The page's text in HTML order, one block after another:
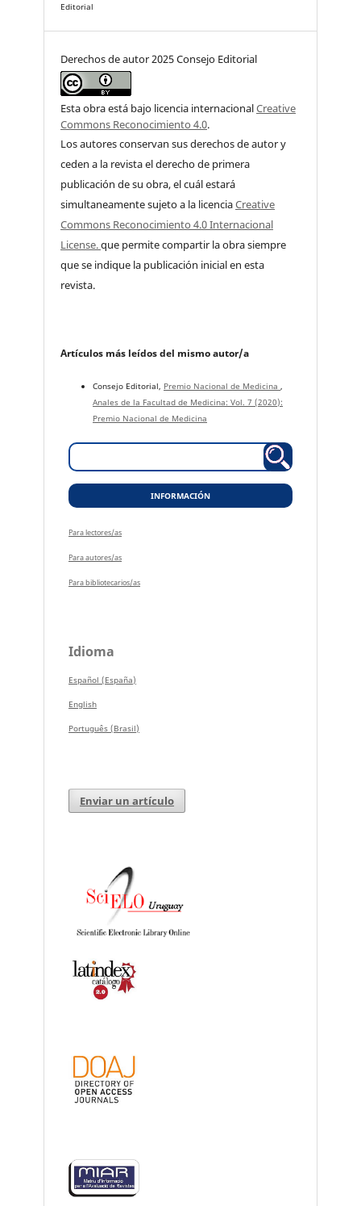
Editorial
Derechos de autor 2025 Consejo Editorial
Esta obra está bajo licencia internacionalCreative
Commons Reconocimiento 4.0.
Los autores conservan sus derechos de autor y
ceden a la revista el derecho de primera
publicación de su obra, el cuál estará
simultaneamente sujeto a la licenciaCreative
Commons Reconocimiento 4.0 Internacional
License.que permite compartir la obra siempre
que se indique la publicación inicial en esta
revista.
Artículos más leídos del mismo autor/a
Consejo Editorial, Premio Nacional de Medicina ,
Anales de la Facultad de Medicina: Vol. 7 (2020):
Premio Nacional de Medicina
INFORMACIÓN
Para lectores/as
Para autores/as
Para bibliotecarios/as
Idioma
Español (España)
English
Português (Brasil)
Enviar un artículo